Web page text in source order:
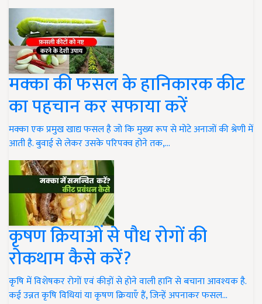
मक्का की फसल के हानिकारक कीट
का पहचान कर सफाया करें
मक्का एक प्रमुख खाद्य फसल है जो कि मुख्य रूप से मोटे अनाजों की श्रेणी में
आती है. बुवाई से लेकर उसके परिपक्व होने तक,…
कृषण क्रियाओं से पौध रोगों की
रोकथाम कैसे करें?
कृषि में विशेषकर रोगों एवं कीड़ों से होने वाली हानि से बचाना आवश्यक है.
कई उन्नत कृषि विधियां या कृषण क्रियाएँ हैं, जिन्हें अपनाकर फसल…